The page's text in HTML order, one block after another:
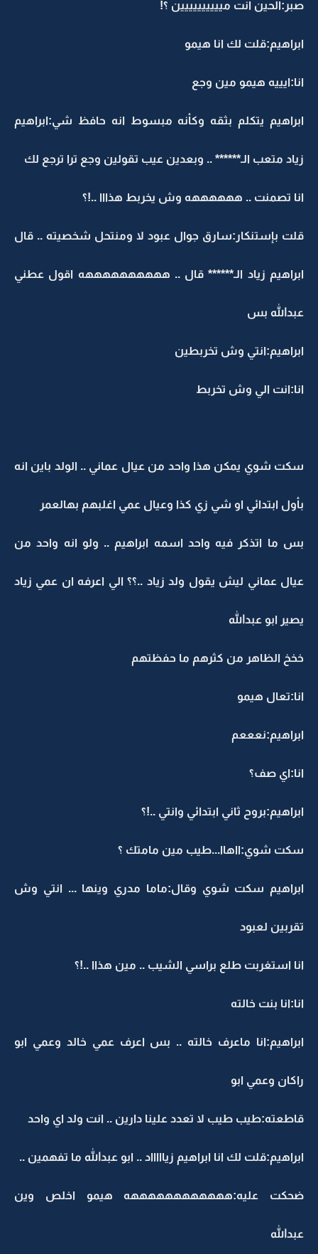
صبر:الحين انت ميييييييييين ؟!
ابراهيم:قلت لك انا هيمو
انا:ايييه هيمو مين وجع
ابراهيم يتكلم بثقه وكأنه مبسوط انه حافظ شي:ابراهيم
زياد متعب الـ****** .. وبعدين عيب تقولين وجع ترا ترجع لك
انا تصمنت .. ههههههه وش يخربط هذااا ..!؟
قلت بإستنكار:سارق جوال عبود لا ومنتحل شخصيته .. قال
ابراهيم زياد الـ****** قال .. ههههههههههه اقول عطني
عبدالله بس
ابراهيم:انتي وش تخربطين
انا:انت الي وش تخربط
سكت شوي يمكن هذا واحد من عيال عماني .. الولد باين انه
بأول ابتدائي او شي زي كذا وعيال عمي اغلبهم بهالعمر
بس ما اتذكر فيه واحد اسمه ابراهيم .. ولو انه واحد من
عيال عماني ليش يقول ولد زياد ..؟؟ الي اعرفه ان عمي زياد
يصير ابو عبدالله
خخخ الظاهر من كثرهم ما حفظتهم
انا:تعال هيمو
ابراهيم:نعععم
انا:اي صف؟
ابراهيم:بروح ثاني ابتدائي وانتي ..!؟
سكت شوي:ااهاا...طيب مين مامتك ؟
ابراهيم سكت شوي وقال:ماما مدري وينها ... انتي وش
تقربين لعبود
انا استغربت طلع براسي الشيب .. مين هذاا ..!؟
انا:انا بنت خالته
ابراهيم:انا ماعرف خالته .. بس اعرف عمي خالد وعمي ابو
راكان وعمي ابو
قاطعته:طيب طيب لا تعدد علينا دارين .. انت ولد اي واحد
ابراهيم:قلت لك انا ابراهيم زياااااد .. ابو عبدالله ما تفهمين ..
ضحكت عليه:ههههههههههههه هيمو اخلص وين
عبدالله